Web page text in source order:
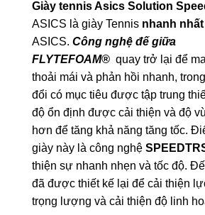
Giày tennis Asics Solution
ASICS là giày Tennis nhanh nhất
ASICS. Công nghệ đế giữa
FLYTEFOAM® quay trở lại để
thoải mái và phản hồi nhanh,
đổi có mục tiêu được tập trung
độ ổn định được cải thiện và độ
hơn để tăng khả năng tăng tốc.
giày này là công nghệ
thiện sự nhanh nhẹn và tốc độ.
đã được thiết kế lại để cải thiện
trọng lượng và cải thiện độ linh